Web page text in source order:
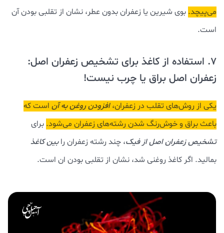
می‌پیچد. بوی شیرین یا زعفران بدون عطر، نشان از تقلبی بودن آن
است.
7. استفاده از کاغذ برای تشخیص زعفران اصل:
زعفران اصل براق یا چرب نیست!
یکی از روش‌های تقلب در زعفران،افزودن روغن به آن است که
باعث براق و خوش‌رنگ شدن رشته‌های زعفران می‌شود. برای
تشخیص زعفران اصل از فیک، چند رشته زعفران رابین کاغذ
بمالید. اگر کاغذ روغنی شد، نشان از تقلبی بودن ان است.